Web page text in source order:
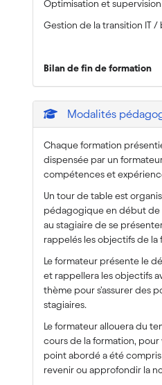
Optimisation et supervision
Gestion de la transition IT /
Bilan de fin de formation
Modalités
Chaque formation
dispensée par un
compétences et
Un tour de table est
pédagogique en début
au stagiaire de se
rappelés les objectifs de la
Le formateur présente le
et rappellera les objectifs
thème pour s'assurer des
stagiaires.
Le formateur allouera du
cours de la formation,
point abordé a été
revenir ou approfondir la